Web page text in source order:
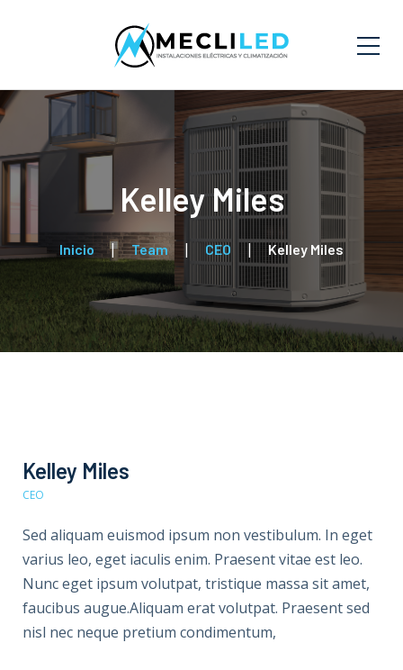
Kelley Miles
Inicio Team CEO Kelley Miles
Kelley Miles
CEO
Sed aliquam euismod ipsum non vestibulum. In eget
varius leo, eget iaculis enim. Praesent vitae est leo.
Nunc eget ipsum volutpat, tristique massa sit amet,
faucibus augue.Aliquam erat volutpat. Praesent sed
nisl nec neque pretium condimentum,